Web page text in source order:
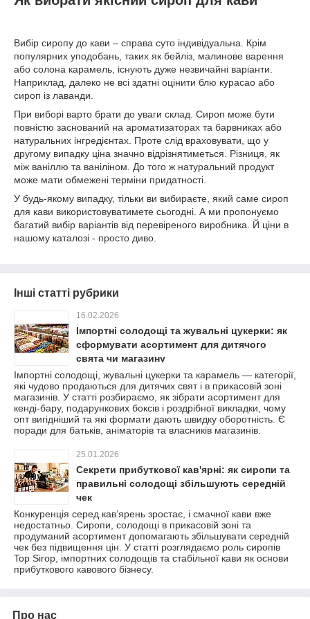
Вибір сиропу до кави – справа суто індивідуальна. Крім
популярних уподобань, таких як бейліз, малинове варення
або солона карамель, існують дуже незвичайні варіанти.
Наприклад, далеко не всі здатні оцінити блю курасао або
сироп із лаванди.
При виборі варто брати до уваги склад. Сироп може бути
повністю заснований на ароматизаторах та барвниках або
натуральних інгредієнтах. Проте слід враховувати, що у
другому випадку ціна значно відрізнятиметься. Різниця, як
між ваніллю та ваніліном. До того ж натуральний продукт
може мати обмежені терміни придатності.
У будь-якому випадку, тільки ви вибираєте, який саме сироп
для кави використовуватимете сьогодні. А ми пропонуємо
багатий вибір варіантів від перевіреного виробника. Й ціни в
нашому каталозі - просто диво.
Інші статті рубрики
16.02.2026
Імпортні солодощі та жувальні цукерки: як
сформувати асортимент для дитячого
свята чи магазину
Імпортні солодощі, жувальні цукерки та карамель — категорії,
які чудово продаються для дитячих свят і в прикасовій зоні
магазинів. У статті розбираємо, як зібрати асортимент для
кенді-бару, подарункових боксів і роздрібної викладки, чому
опт вигідніший та які формати дають швидку оборотність. Є
поради для батьків, аніматорів та власників магазинів.
25.01.2026
Секрети прибуткової кав'ярні: як сиропи та
правильні солодощі збільшують середній
чек
Конкуренція серед кав’ярень зростає, і смачної кави вже
недостатньо. Сиропи, солодощі в прикасовій зоні та
продуманий асортимент допомагають збільшувати середній
чек без підвищення цін. У статті розглядаємо роль сиропів
Top Sirop, імпортних солодощів та стабільної кави як основи
прибуткового кавового бізнесу.
Про нас